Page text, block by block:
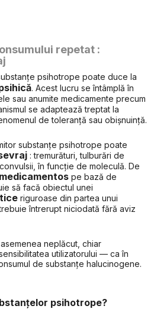
repetat :
psihotrope poate duce la
. Acest lucru se întâmplă în
sau anumite medicamente precum
se adaptează treptat la
de toleranță sau obișnuință.
substanțe psihotrope poate
: tremurături, tulburări de
în funcție de moleculă. De
pe bază de
să facă obiectul unei
riguroase din partea unui
întrerupt niciodată fără aviz
neplăcut, chiar
utilizatorului — ca în
de substanțe halucinogene.
psihotrope?